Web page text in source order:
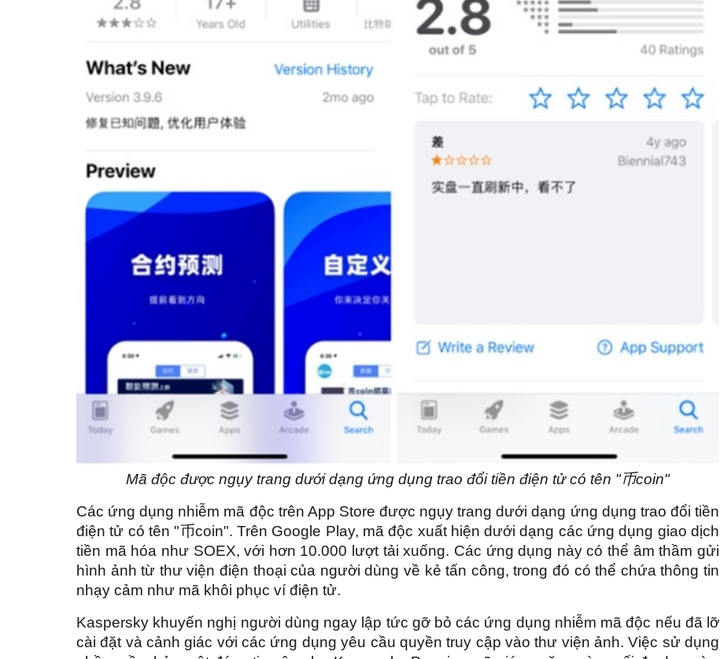
Mã độc được ngụy trang dưới dạng ứng dụng trao đổi tiền điện tử có tên "币coin"
Các ứng dụng nhiễm mã độc trên App Store được ngụy trang dưới dạng ứng dụng trao đổi tiền
điện tử có tên "币coin". Trên Google Play, mã độc xuất hiện dưới dạng các ứng dụng giao dịch
tiền mã hóa như SOEX, với hơn 10.000 lượt tải xuống. Các ứng dụng này có thể âm thầm gửi
hình ảnh từ thư viện điện thoại của người dùng về kẻ tấn công, trong đó có thể chứa thông tin
nhạy cảm như mã khôi phục ví điện tử.
Kaspersky khuyến nghị người dùng ngay lập tức gỡ bỏ các ứng dụng nhiễm mã độc nếu đã lỡ
cài đặt và cảnh giác với các ứng dụng yêu cầu quyền truy cập vào thư viện ảnh. Việc sử dụng